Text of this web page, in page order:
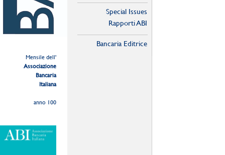
Mensile dell'
Associazione
Bancaria
Italiana
anno 100
Special Issues
Rapporti ABI
Bancaria Editrice